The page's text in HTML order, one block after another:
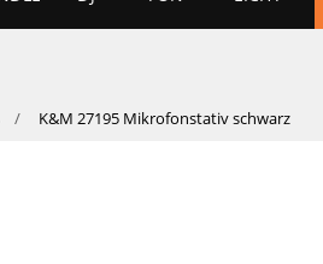
K&M 27195 Mikrofonstativ schwarz